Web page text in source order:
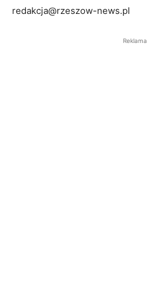
redakcja@rzeszow-news.pl
Reklama